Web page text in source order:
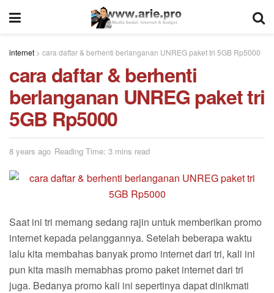
internet > cara daftar & berhenti berlanganan UNREG paket tri 5GB Rp5000
cara daftar & berhenti
berlanganan UNREG paket tri
5GB Rp5000
8 years ago Reading Time: 3 mins read
Saat ini tri memang sedang rajin untuk memberikan promo
internet kepada pelanggannya. Setelah beberapa waktu
lalu kita membahas banyak promo internet dari tri, kali ini
pun kita masih memabhas promo paket internet dari tri
juga. Bedanya promo kali ini sepertinya dapat dinikmati